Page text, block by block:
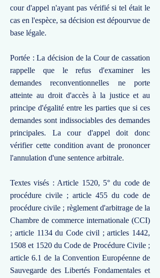
cour d'appel n'ayant pas vérifié si tel était le
cas en l'espèce, sa décision est dépourvue de
base légale.
Portée : La décision de la Cour de cassation
rappelle que le refus d'examiner les
demandes reconventionnelles ne porte
atteinte au droit d'accès à la justice et au
principe d'égalité entre les parties que si ces
demandes sont indissociables des demandes
principales. La cour d'appel doit donc
vérifier cette condition avant de prononcer
l'annulation d'une sentence arbitrale.
Textes visés : Article 1520, 5° du code de
procédure civile ; article 455 du code de
procédure civile ; règlement d'arbitrage de la
Chambre de commerce internationale (CCI)
; article 1134 du Code civil ; articles 1442,
1508 et 1520 du Code de Procédure Civile ;
article 6.1 de la Convention Européenne de
Sauvegarde des Libertés Fondamentales et